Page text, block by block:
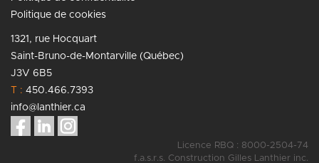
Politique de cookies
1321, rue Hocquart
Saint-Bruno-de-Montarville (Québec)
J3V 6B5
T : 450.466.7393
info@lanthier.ca
Licence RBQ : 8000-2504-74
f.a.s.r.s. Construction Gilles Lanthier inc.